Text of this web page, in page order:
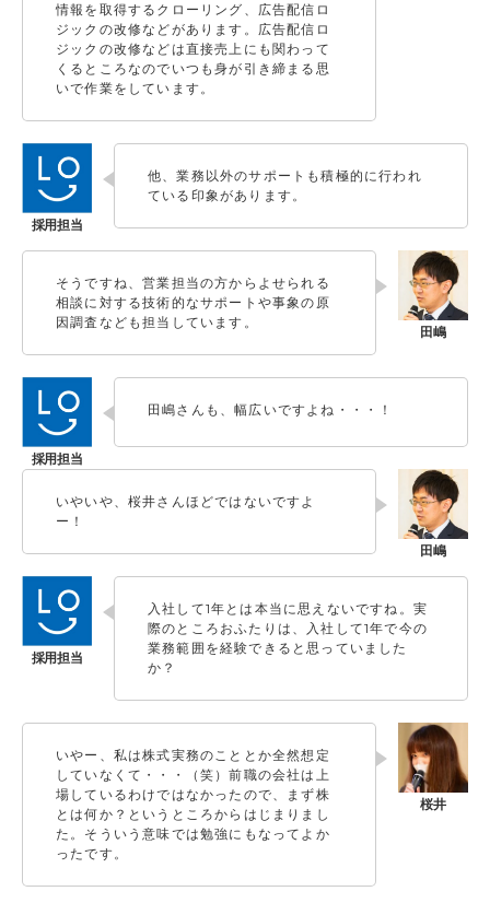
情報を取得するクローリング、広告配信ロ
ジックの改修などがあります。広告配信ロ
ジックの改修などは直接売上にも関わって
くるところなのでいつも身が引き締まる思
いで作業をしています。
他、業務以外のサポートも積極的に行われ
ている印象があります。
そうですね、営業担当の方からよせられる
相談に対する技術的なサポートや事象の原
因調査なども担当しています。
田嶋さんも、幅広いですよね・・・！
いやいや、桜井さんほどではないですよ
ー！
入社して1年とは本当に思えないですね。実
際のところおふたりは、入社して1年で今の
業務範囲を経験できると思っていました
か？
いやー、私は株式実務のこととか全然想定
していなくて・・・（笑）前職の会社は上
場しているわけではなかったので、まず株
とは何か？というところからはじまりまし
た。そういう意味では勉強にもなってよか
ったです。